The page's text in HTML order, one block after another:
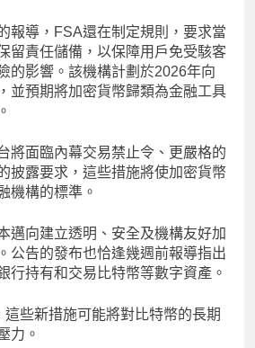
報導，FSA還在制定規則，要求當
留責任儲備，以保障用戶免受駭客
的影響。該機構計劃於2026年向
並預期將加密貨幣歸類為金融工具
將面臨內幕交易禁止令、更嚴格的
披露要求，這些措施將使加密貨幣
機構的標準。
邁向建立透明、安全及機構友好加
公告的發布也恰逢幾週前報導指出
行持有和交易比特幣等數字資產。
些新措施可能將對比特幣的長期
力。